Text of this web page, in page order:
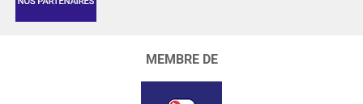
MEMBRE DE